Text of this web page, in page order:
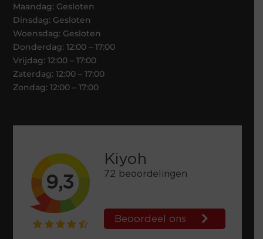
Maandag: Gesloten
Dinsdag: Gesloten
Woensdag: Gesloten
Donderdag: 12:00 – 17:00
Vrijdag: 12:00 – 17:00
Zaterdag: 12:00 – 17:00
Zondag: 12:00 – 17:00